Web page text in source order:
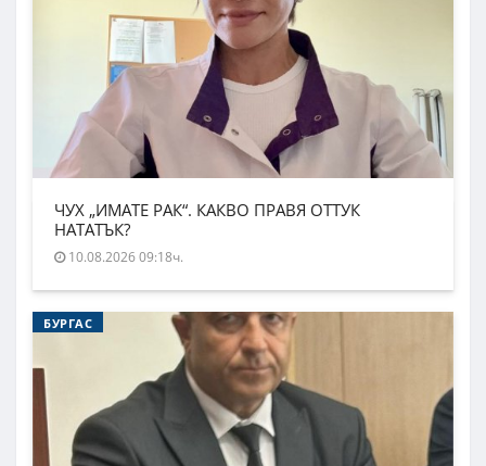
ЧУХ „ИМАТЕ РАК“. КАКВО ПРАВЯ ОТТУК
НАТАТЪК?
10.08.2026 09:18ч.
БУРГАС